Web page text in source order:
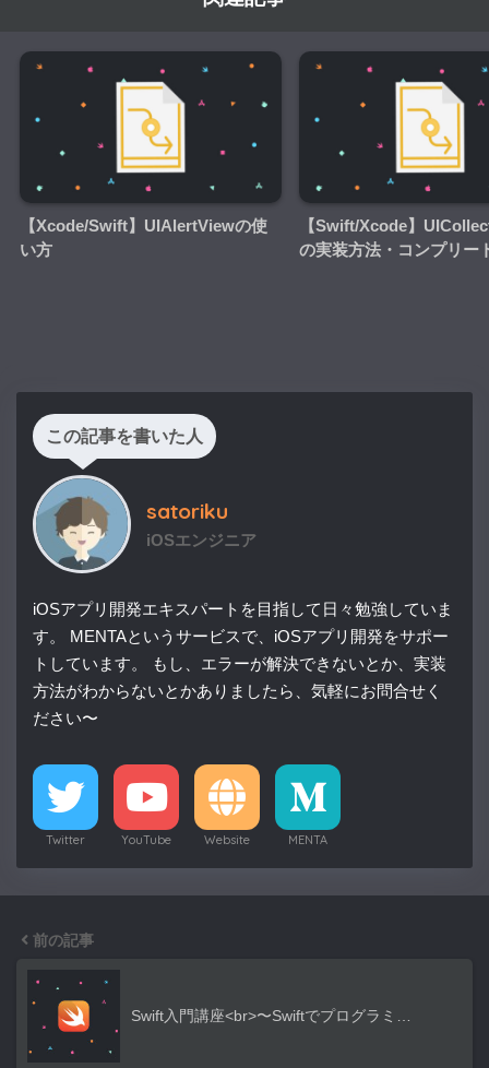
【Xcode/Swift】UIAlertViewの使
い方
【Swift/Xcode】
の実装方法・コンプリー
この記事を書いた人
satoriku
iOSエンジニア
iOSアプリ開発エキスパートを目指して日々勉強していま
す。 MENTAというサービスで、iOSアプリ開発をサポー
トしています。 もし、エラーが解決できないとか、実装
方法がわからないとかありましたら、気軽にお問合せく
ださい〜
Twitter YouTube Website MENTA
前の記事
Swift入門講座<br>〜Swiftでプログラミ…